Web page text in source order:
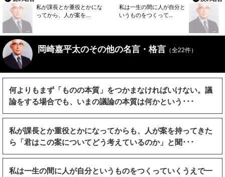
私が課長とか重役とかにな
ってから、人が案を...
私は一生の間に人が自分と
いうものをつくって...
岡崎嘉平太のその他の名言・格言 （全22件）
何よりもまず「ものの本質」をつかまなければいけない。議
論をする場合でも、いまの議論の本質は何かという･･･
私が課長とか重役とかになってからも、人が案を持ってきた
ら「君はこの案についてどう考えているのか」と聞･･･
私は一生の間に人が自分というものをつくっていくうえで一